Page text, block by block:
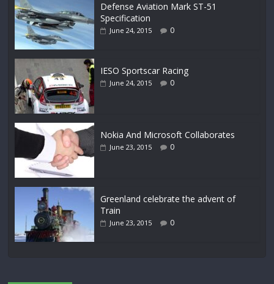
Defense Aviation Mark ST-51
Specification
June 24, 2015 0
IESO Sportscar Racing
June 24, 2015 0
Nokia And Microsoft Collaborates
June 23, 2015 0
Greenland celebrate the advent of
Train
June 23, 2015 0